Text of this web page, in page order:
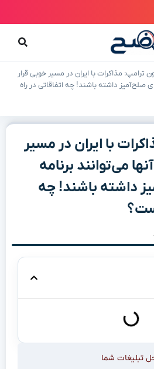
ترامپ: مذاکرات با ایران در مسیر خوبی قرار
صلح‌آمیز داشته باشند! چه اتفاقاتی در راه
با ایران در مسیر
می‌توانند برنامه
داشته باشند! چه
تبلیغات شما